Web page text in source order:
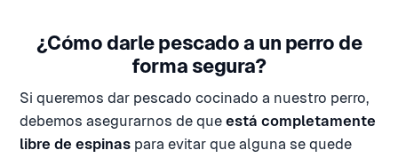
¿Cómo darle pescado a un perro de
forma segura?
Si queremos dar pescado cocinado a nuestro perro,
debemos asegurarnos de que está completamente
libre de espinas para evitar que alguna se quede